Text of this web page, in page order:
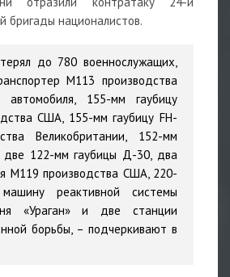
бригады националистов.
до 780 военнослужащих,
М113 производства
155-мм гаубицу
США, 155-мм гаубицу FH-
Великобритании, 152-мм
122-мм гаубицы Д-30, два
М119 производства США, 220-
реактивной системы
«Ураган» и две станции
борьбы, – подчеркивают в